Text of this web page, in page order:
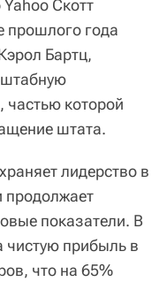
Скотт
прошлого года
Бартц,
частью которой
штата.
лидерство в
продолжает
показатели. В
чистую прибыль в
что на 65%